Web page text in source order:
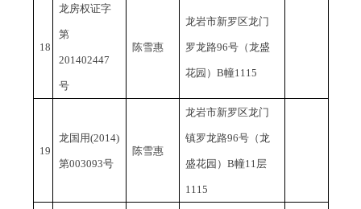
18
龙房权证字
第
201402447
号
陈雪惠
龙岩市新罗区龙门
罗龙路96号（龙盛
花园）B幢1115
19
龙国用(2014)
第003093号
陈雪惠
龙岩市新罗区龙门
镇罗龙路96号（龙
盛花园）B幢11层
1115